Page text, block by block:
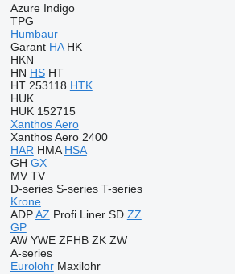
Azure Indigo
TPG
Humbaur
Garant HA HK
HKN
HN HS HT
HT 253118 HTK
HUK
HUK 152715
Xanthos Aero
Xanthos Aero 2400
HAR HMA HSA
GH GX
MV TV
D-series S-series T-series
Krone
ADP AZ Profi Liner SD ZZ
GP
AW YWE ZFHB ZK ZW
A-series
Eurolohr Maxilohr